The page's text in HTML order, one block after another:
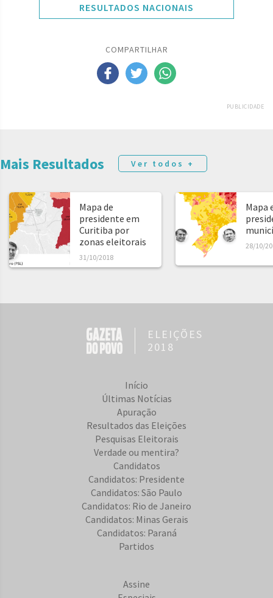
RESULTADOS NACIONAIS
COMPARTILHAR
PUBLICIDADE
Mais Resultados Ver todos +
Mapa de
presidente em
Curitiba por
zonas eleitorais
31/10/2018
Mapa
28/10/
ELEIÇÕES
2018
Início
Últimas Notícias
Apuração
Resultados das Eleições
Pesquisas Eleitorais
Verdade ou mentira?
Candidatos
Candidatos: Presidente
Candidatos: São Paulo
Candidatos: Rio de Janeiro
Candidatos: Minas Gerais
Candidatos: Paraná
Partidos
Assine